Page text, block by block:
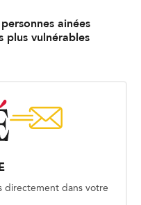
ainées
plus vulnérables
directement dans votre